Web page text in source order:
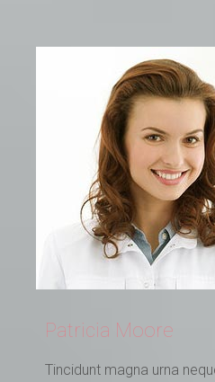
Patricia Moore
Tincidunt magna urna